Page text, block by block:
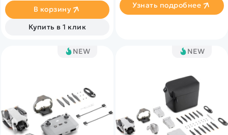
Узнать подробнее
всенаправленное
обнаружение препятствий,
ActiveTrack 360° с новым
режимом трассировки и
FHD на 20 км, что дает еще
больше возможностей как
В корзину
Купить в 1 клик
NEW NEW